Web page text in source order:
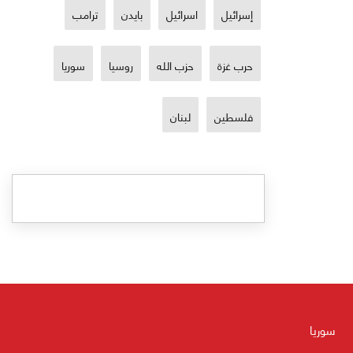
إسرائيل اسرائيل بايدن ترامب
حرب غزة حزب الله روسيا سوريا
فلسطين لبنان
سوريا